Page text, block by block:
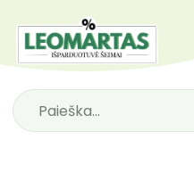
content
Ieškoti: